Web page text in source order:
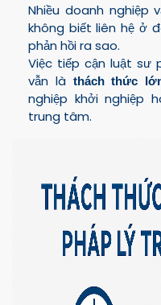
Nhiều doanh nghiệp
không biết liên hệ ở
phản hồi ra sao.
Việc tiếp cận luật sư
vẫn là thách thức
nghiệp khởi nghiệp
trung tâm.